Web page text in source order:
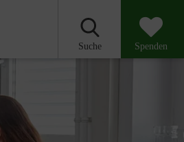
Suche Spenden